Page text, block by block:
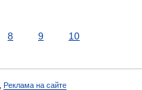
8 9 10
Реклама на сайте